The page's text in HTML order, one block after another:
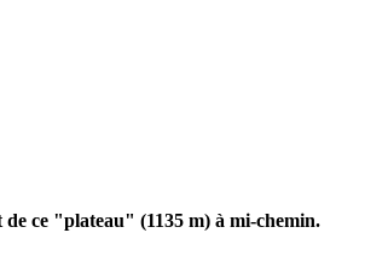
ce "plateau" (1135 m) à mi-chemin.